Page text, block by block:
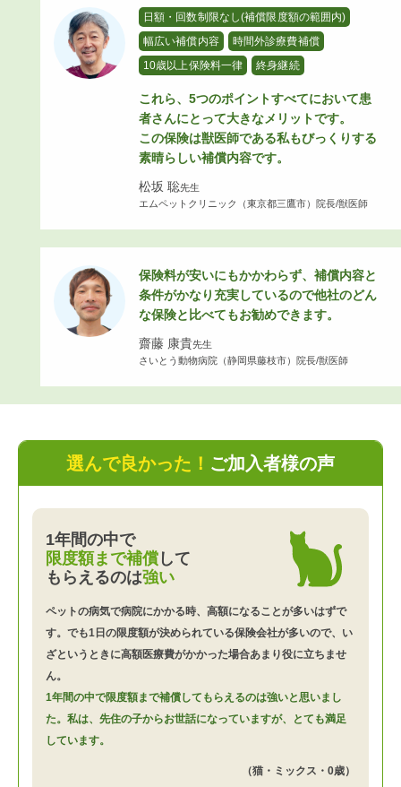
日額・回数制限なし(補償限度額の範囲内)
幅広い補償内容
時間外診療費補償
10歳以上保険料一律
終身継続
これら、5つのポイントすべてにおいて患
者さんにとって大きなメリットです。
この保険は獣医師である私もびっくりする
素晴らしい補償内容です。
松坂 聡先生
エムペットクリニック（東京都三鷹市）院長/獣医師
保険料が安いにもかかわらず、補償内容と
条件がかなり充実しているので他社のどん
な保険と比べてもお勧めできます。
齋藤 康貴先生
さいとう動物病院（静岡県藤枝市）院長/獣医師
選んで良かった！ ご加入者様の声
1年間の中で
限度額まで補償 して
もらえるのは強い
ペットの病気で病院にかかる時、高額になることが多いはずで
す。でも1日の限度額が決められている保険会社が多いので、い
ざというときに高額医療費がかかった場合あまり役に立ちませ
ん。
1年間の中で限度額まで補償してもらえるのは強いと思いまし
た。私は、先住の子からお世話になっていますが、とても満足
しています。
（猫・ミックス・0歳）